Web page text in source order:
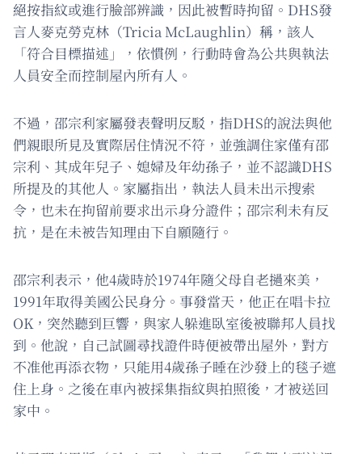
絕按指紋或進行臉部辨識，因此被暫時拘留。DHS發
言人麥克勞克林（Tricia McLaughlin）稱，該人
「符合目標描述」，依慣例，行動時會為公共與執法
人員安全而控制屋內所有人。
不過，邵宗利家屬發表聲明反駁，指DHS的說法與他
們親眼所見及實際居住情況不符，並強調住家僅有邵
宗利、其成年兒子、媳婦及年幼孫子，並不認識DHS
所提及的其他人。家屬指出，執法人員未出示搜索
令，也未在拘留前要求出示身分證件；邵宗利未有反
抗，是在未被告知理由下自願隨行。
邵宗利表示，他4歲時於1974年隨父母自老撾來美，
1991年取得美國公民身分。事發當天，他正在唱卡拉
OK，突然聽到巨響，與家人躲進臥室後被聯邦人員找
到。他說，自己試圖尋找證件時便被帶出屋外，對方
不准他再添衣物，只能用4歲孫子睡在沙發上的毯子遮
住上身。之後在車內被採集指紋與拍照後，才被送回
家中。